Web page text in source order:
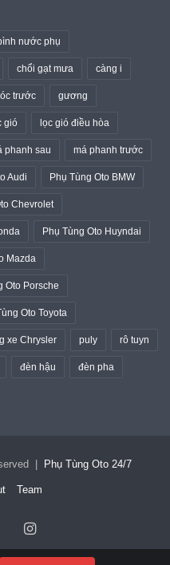
nước phụ
chổi gạt mưa càng i
trước gương
gió lọc gió điều hòa
phanh sau má phanh trước
Audi Phụ Tùng Oto BMW
Chevrolet
Phụ Tùng Oto Huyndai
Mazda
Oto Porsche
Oto Toyota
xe Chrysler puly rô tuyn
đèn hậu đèn pha
| Phụ Tùng Oto 24/7
Team
Instagram